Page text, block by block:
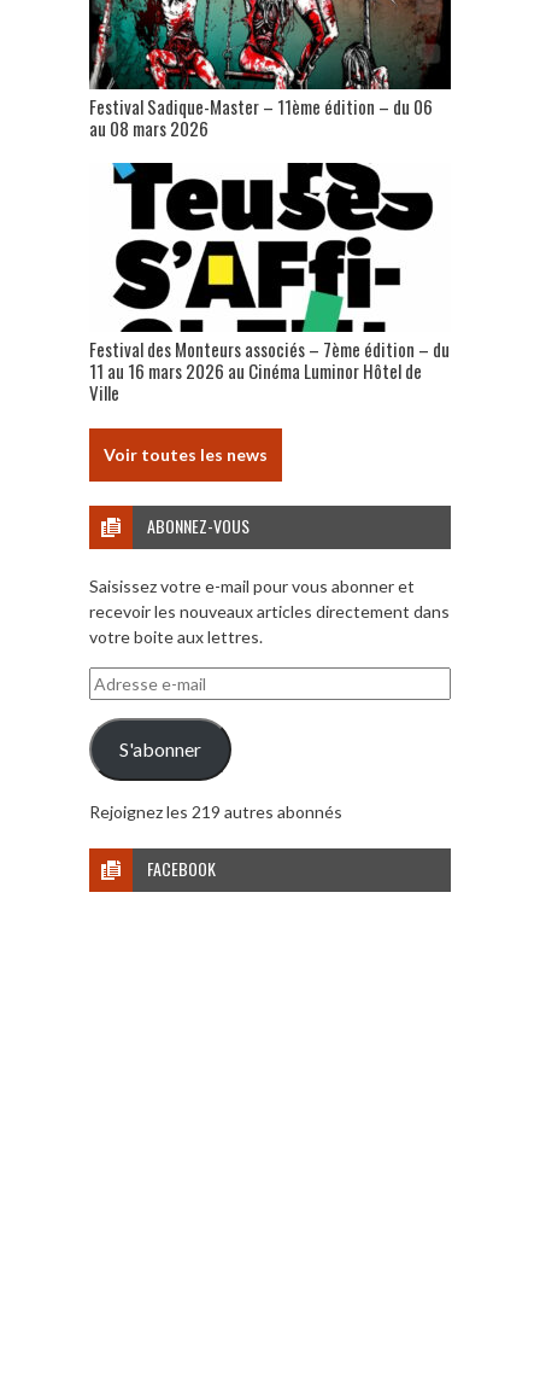
Festival Sadique-Master – 11ème édition – du 06
au 08 mars 2026
Festival des Monteurs associés – 7ème édition – du
11 au 16 mars 2026 au Cinéma Luminor Hôtel de
Ville
Voir toutes les news
ABONNEZ-VOUS
Saisissez votre e-mail pour vous abonner et
recevoir les nouveaux articles directement dans
votre boite aux lettres.
Adresse
e-
mail
S'abonner
Rejoignez les 219 autres abonnés
FACEBOOK